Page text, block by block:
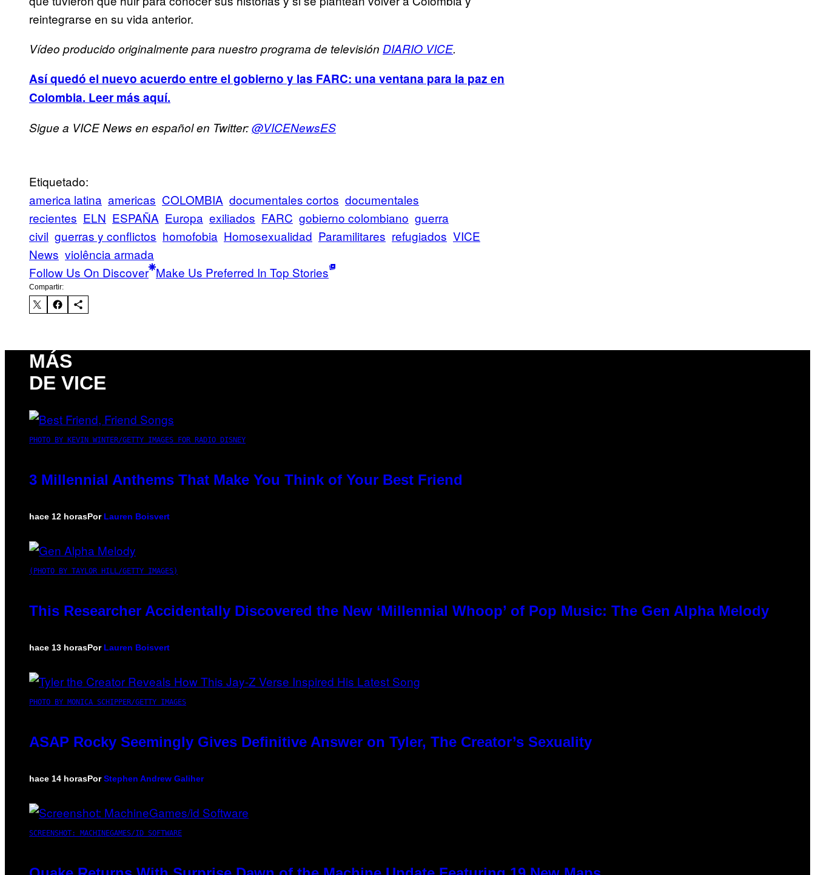
reintegrarse en su vida anterior.
Vídeo producido originalmente para nuestro programa de televisión DIARIO VICE.
Así quedó el nuevo acuerdo entre el gobierno y las FARC: una ventana para la paz en
Colombia. Leer más aquí.
Sigue a VICE News en español en Twitter:@VICENewsES
Etiquetado:
america latina americas COLOMBIA documentales cortos documentales
recientes ELN ESPAÑA Europa exiliados FARC gobierno colombiano guerra
civil guerras y conflictos homofobia Homosexualidad Paramilitares refugiados VICE
News violência armada
Follow Us On Discover Make Us Preferred In Top Stories
Compartir:
MÁS
DE VICE
PHOTO BY KEVIN WINTER/GETTY IMAGES FOR RADIO DISNEY
3 Millennial Anthems That Make You Think of Your Best Friend
hace 12 horasPor Lauren Boisvert
(PHOTO BY TAYLOR HILL/GETTY IMAGES)
This Researcher Accidentally Discovered the New ‘Millennial Whoop’ of Pop Music: The Gen Alpha Melody
hace 13 horasPor Lauren Boisvert
PHOTO BY MONICA SCHIPPER/GETTY IMAGES
ASAP Rocky Seemingly Gives Definitive Answer on Tyler, The Creator’s Sexuality
hace 14 horasPorStephen Andrew Galiher
SCREENSHOT: MACHINEGAMES/ID SOFTWARE